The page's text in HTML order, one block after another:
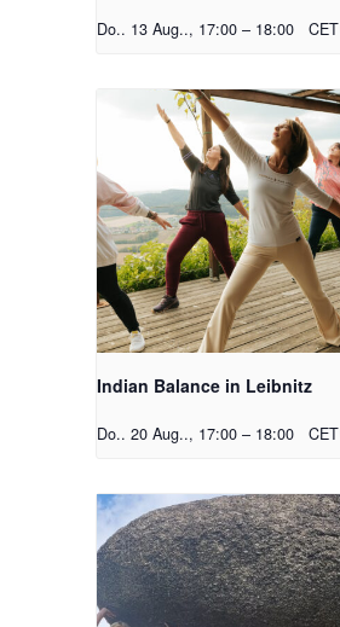
Do.. 13 Aug.., 17:00 – 18:00 CET
Indian Balance in Leibnitz
Do.. 20 Aug.., 17:00 – 18:00 CET